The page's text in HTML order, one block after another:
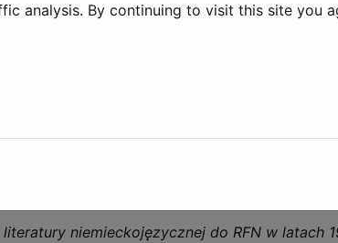
światowym. W drodze do translational turn
von Sachtexten
niemieckojęzycznej do RFN w latach
analysis. By continuing to visit this site you